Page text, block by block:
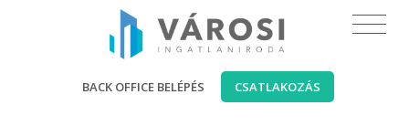
BACK OFFICE BELÉPÉS CSATLAKOZÁS